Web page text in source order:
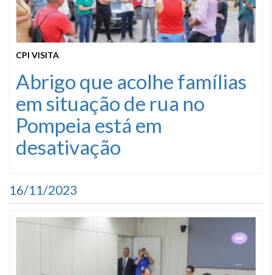
CPI VISITA
Abrigo que acolhe famílias
em situação de rua no
Pompeia está em
desativação
16/11/2023